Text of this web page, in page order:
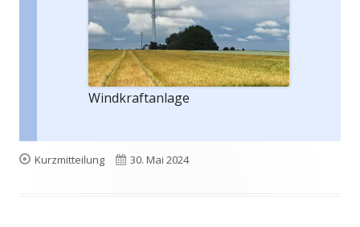
Windkraftanlage
Format
Kurzmitteilung
Veröffentlicht
30. Mai 2024